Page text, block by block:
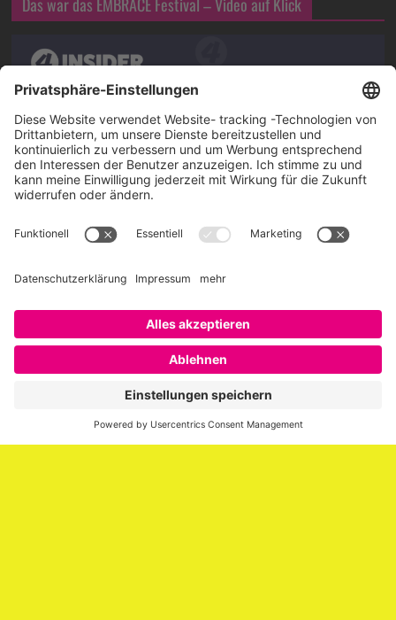
Das war das EMBRACE Festival – Video auf Klick
Über SAATKORN
SAATKORN ist der Blog von Gero Hesse. Seit 2009 schreibt
er über die Themen Employer Branding,